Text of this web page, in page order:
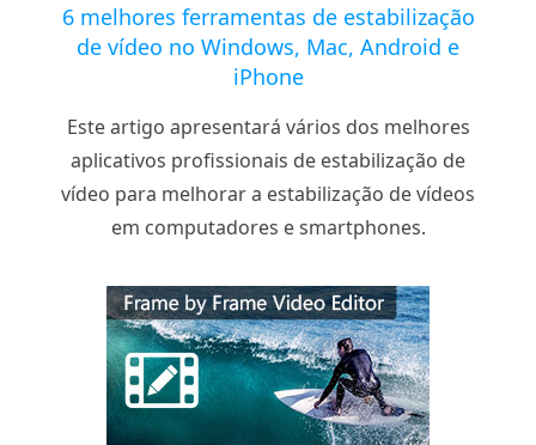
6 melhores ferramentas de estabilização
de vídeo no Windows, Mac, Android e
iPhone
Este artigo apresentará vários dos melhores
aplicativos profissionais de estabilização de
vídeo para melhorar a estabilização de vídeos
em computadores e smartphones.